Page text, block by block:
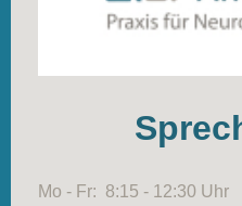
Mo - Fr: 8:15 - 12:30 Uhr